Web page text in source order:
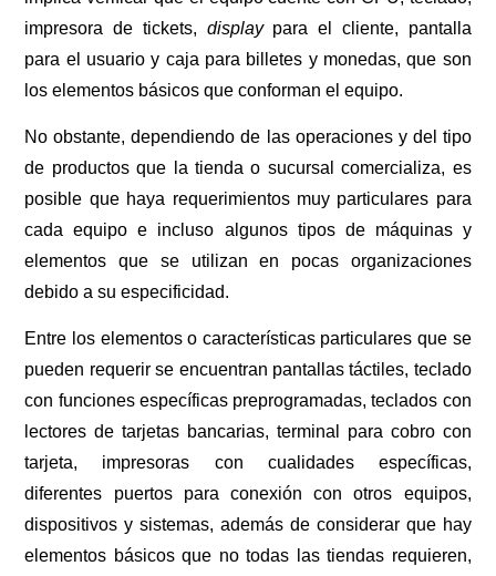
impresora de tickets, displaypara el cliente, pantalla
para el usuario y caja para billetes y monedas, que son
los elementos básicos que conforman el equipo.
No obstante, dependiendo de las operaciones y del tipo
de productos que la tienda o sucursal comercializa, es
posible que haya requerimientos muy particulares para
cada equipo e incluso algunos tipos de máquinas y
elementos que se utilizan en pocas organizaciones
debido a su especificidad.
Entre los elementos o características particulares que se
pueden requerir se encuentran pantallas táctiles, teclado
con funciones específicas preprogramadas, teclados con
lectores de tarjetas bancarias, terminal para cobro con
tarjeta, impresoras con cualidades específicas,
diferentes puertos para conexión con otros equipos,
dispositivos y sistemas, además de considerar que hay
elementos básicos que no todas las tiendas requieren,